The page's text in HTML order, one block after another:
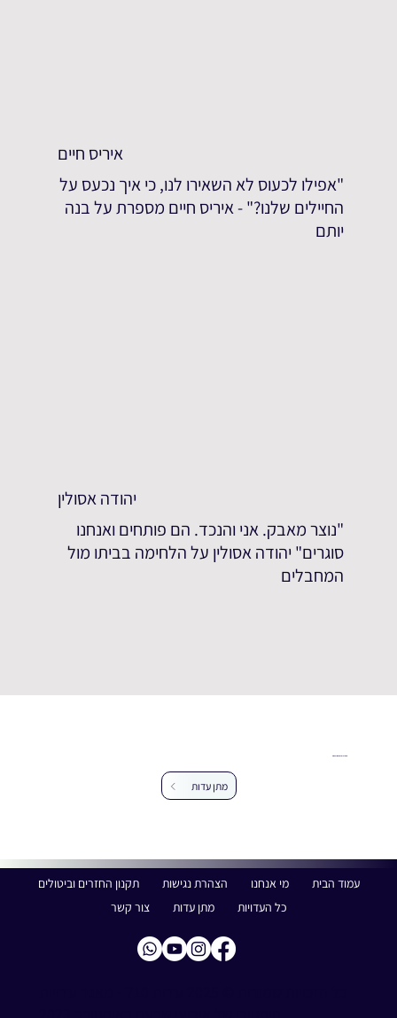
איריס חיים
"אפילו לכעוס לא השאירו לנו, כי איך נכעס על
החיילים שלנו?" - איריס חיים מספרת על בנה
יותם
יהודה אסולין
"נוצר מאבק. אני והנכד. הם פותחים ואנחנו
סוגרים" יהודה אסולין על הלחימה בביתו מול
המחבלים
מתן עדות
עמוד הבית מי אנחנו הצהרת נגישות
תקנון החזרים וביטולים
כל העדויות
מתן עדות צור קשר